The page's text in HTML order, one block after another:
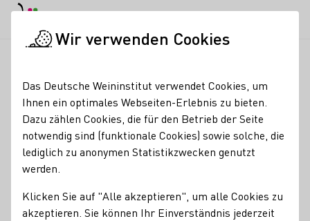
Gutsausschank -
Sommerliche Gutsküche
& Wein im Weingut
Schales
Wir verwenden Cookies
Das Deutsche Weininstitut verwendet Cookies, um
Ihnen ein optimales Webseiten-Erlebnis zu bieten.
Dazu zählen Cookies, die für den Betrieb der Seite
notwendig sind (funktionale Cookies) sowie solche, die
lediglich zu anonymen Statistikzwecken genutzt
werden.
Klicken Sie auf "Alle akzeptieren", um alle Cookies zu
akzeptieren. Sie können Ihr Einverständnis jederzeit